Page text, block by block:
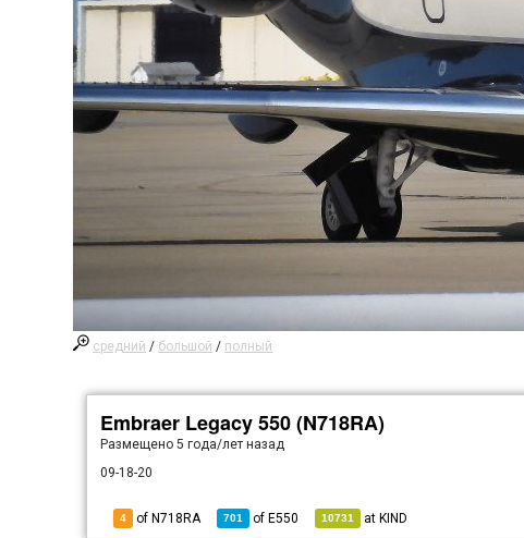
средний / большой / полный
Embraer Legacy 550 (N718RA)
Размещено5 года/лет назад
09-18-20
4 of N718RA 701 of E550 10731 at KIND